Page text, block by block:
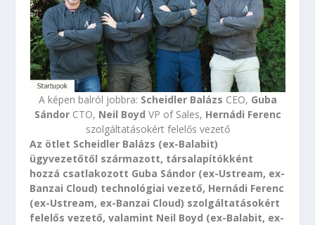
A képen balról jobbra: Scheidler Balázs CEO, Guba
SándorCTO, Neil Boyd VP of Sales, Hernádi Ferenc
szolgáltatásokért felelős vezető
Az ötlet Scheidler Balázs (ex-Balabit)
ügyvezetőtől származott, társalapítókként
hozzá csatlakozott Guba Sándor (ex-Ustream, ex-
Banzai Cloud) technológiai vezető, Hernádi Ferenc
(ex-Ustream, ex-Banzai Cloud) szolgáltatásokért
felelős vezető, valamint Neil Boyd (ex-Balabit, ex-